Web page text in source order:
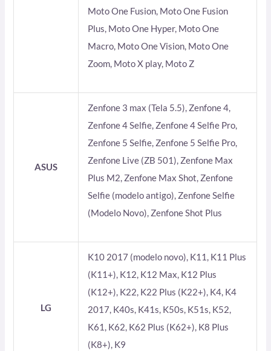
Moto One Fusion, Moto One Fusion
Plus, Moto One Hyper, Moto One
Macro, Moto One Vision, Moto One
Zoom, Moto X play, Moto Z
ASUS
Zenfone 3 max (Tela 5.5), Zenfone 4,
Zenfone 4 Selfie, Zenfone 4 Selfie Pro,
Zenfone 5 Selfie, Zenfone 5 Selfie Pro,
Zenfone Live (ZB 501), Zenfone Max
Plus M2, Zenfone Max Shot, Zenfone
Selfie (modelo antigo), Zenfone Selfie
(Modelo Novo), Zenfone Shot Plus
LG
K10 2017 (modelo novo), K11, K11 Plus
(K11+), K12, K12 Max, K12 Plus
(K12+), K22, K22 Plus (K22+), K4, K4
2017, K40s, K41s, K50s, K51s, K52,
K61, K62, K62 Plus (K62+), K8 Plus
(K8+), K9